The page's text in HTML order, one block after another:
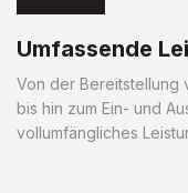
Umfassende
Von der Bereitstellung
bis hin zum Ein- und
vollumfängliches